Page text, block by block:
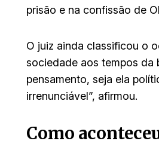
prisão e na confissão de
O juiz ainda classificou o
sociedade aos tempos da
pensamento, seja ela
irrenunciável”, afirmou.
Como